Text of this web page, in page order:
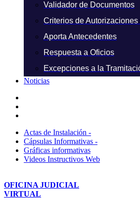
Validador de Documentos
Criterios de Autorizaciones
Aporta Antecedentes
Respuesta a Oficios
Excepciones a la
Noticias
Actas de Instalación -
Cápsulas Informativas -
Gráficas informativas
Videos Instructivos Web
OFICINA JUDICIAL
VIRTUAL